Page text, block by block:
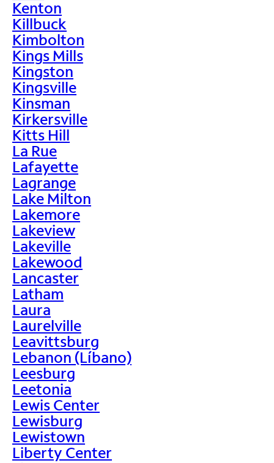
Kenton
Killbuck
Kimbolton
Kings Mills
Kingston
Kingsville
Kinsman
Kirkersville
Kitts Hill
La Rue
Lafayette
Lagrange
Lake Milton
Lakemore
Lakeview
Lakeville
Lakewood
Lancaster
Latham
Laura
Laurelville
Leavittsburg
Lebanon (Líbano)
Leesburg
Leetonia
Lewis Center
Lewisburg
Lewistown
Liberty Center